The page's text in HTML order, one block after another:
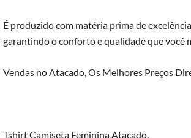
É produzido com matéria prima de
garantindo o conforto e qualidade que você
Vendas no Atacado, Os Melhores Preços
Tshirt Camiseta Feminina Atacado.